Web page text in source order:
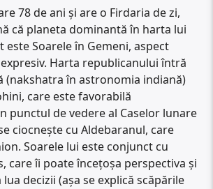
78 de ani și are o Firdaria de zi,
că planeta dominantă în harta lui
este Soarele în Gemeni, aspect
Harta republicanului întră
(nakshatra în astronomia indiană)
care este favorabilă
punctul de vedere al Caselor lunare
ciocnește cu Aldebaranul, care
Soarele lui este conjunct cu
care îi poate încețoșa perspectiva și
decizii (așa se explică scăpările